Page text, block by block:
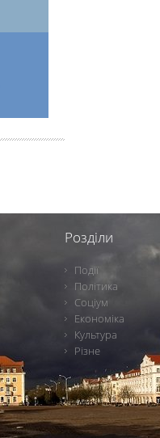
Розділи
Події
Політика
Соціум
Економіка
Культура
Різне